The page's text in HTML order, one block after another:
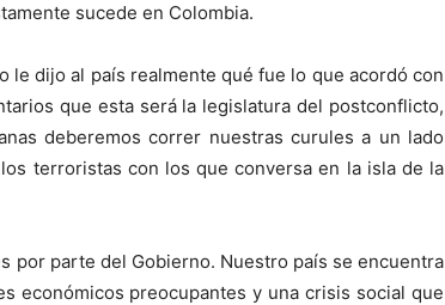
sucede en Colombia.
le dijo al país realmente qué fue lo que acordó con
que esta será la legislatura del postconflicto,
deberemos correr nuestras curules a un lado
terroristas con los que conversa en la isla de la
por parte del Gobierno. Nuestro país se encuentra
económicos preocupantes y una crisis social que